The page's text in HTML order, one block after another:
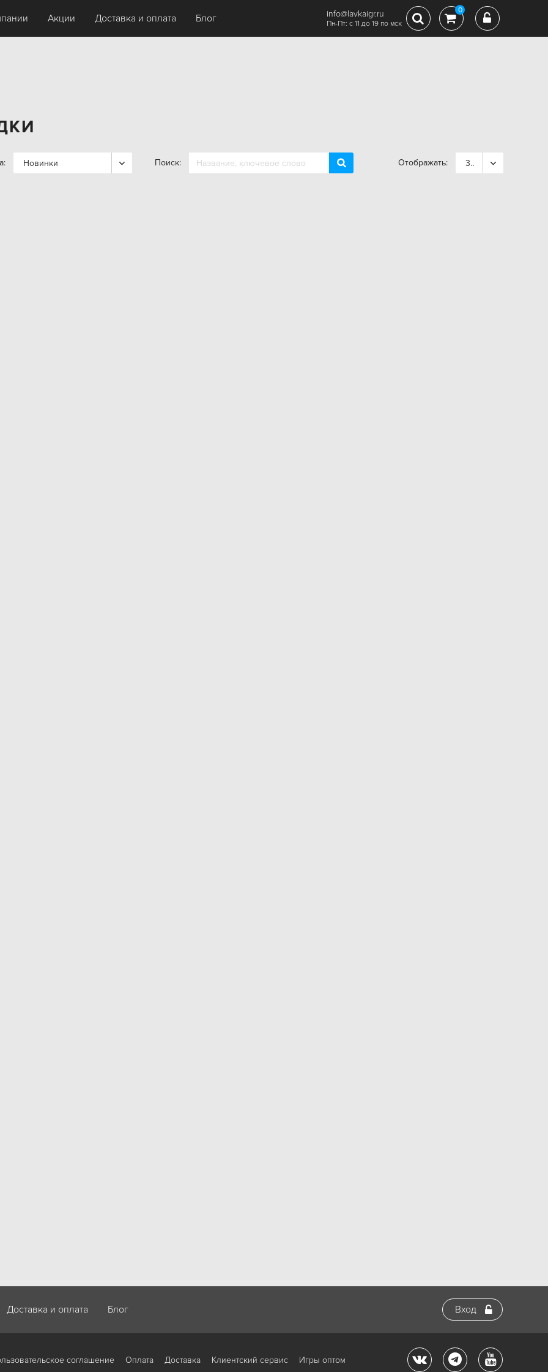
Акции Доставка и оплата Блог info@lavkaigr.ru
Пн-Пт: с 11 до 19 по мск
0
Новинки Поиск: Отображать: 36
Доставка и оплата Блог Вход
соглашение Оплата Доставка Клиентский сервис Игры оптом